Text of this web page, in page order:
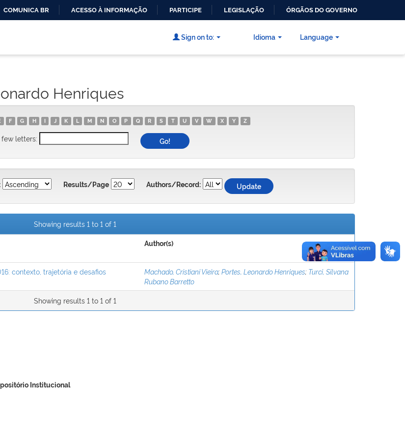
CONTEÚDO
COMUNICA BR ACESSO À INFORMAÇÃO PARTICIPE LEGISLAÇÃO ÓRGÃOS DO GOVERNO
Language
Sign on to: Idioma
Henriques
F G H J K L M N O P Q R S T U V W X Y Z
letters:
Results/Page Authors/Record:
Showing results 1 to 1 of 1
Author(s)
contexto, trajetória e desafios Machado, Cristiani Vieira;Portes, Leonardo Henriques; Turci, Silvana
Rubano Barretto
Showing results 1 to 1 of 1
Institucional